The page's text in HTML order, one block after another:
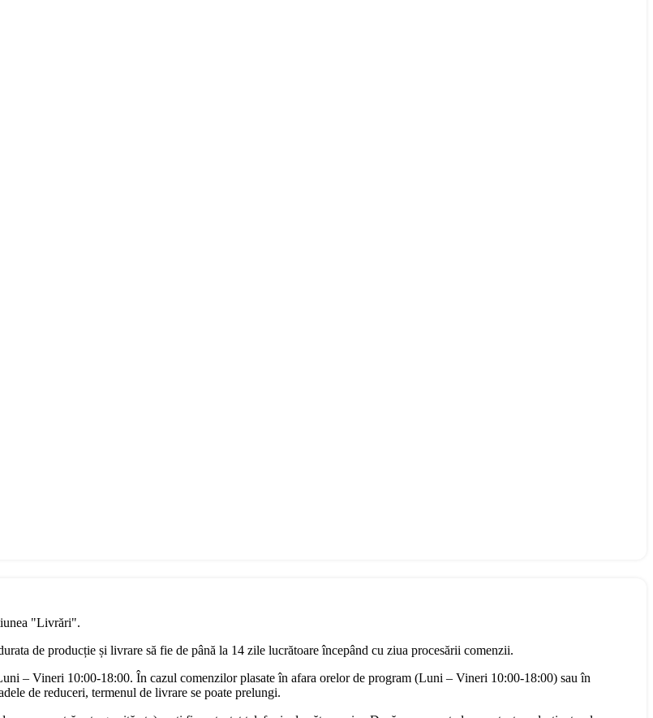
"Livrări".
de producție și livrare să fie de până la 14 zile lucrătoare începând cu ziua procesării comenzii.
– Vineri 10:00-18:00. În cazul comenzilor plasate în afara orelor de program (Luni – Vineri 10:00-18:00) sau în
de reduceri, termenul de livrare se poate prelungi.